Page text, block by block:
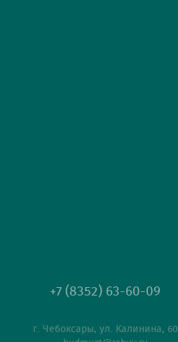
+7 (8352) 63-60-09
г. Чебоксары, ул. Калинина, 60